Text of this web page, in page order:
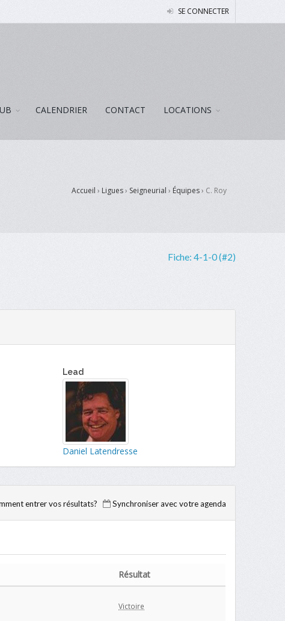
SE CONNECTER
CALENDRIER CONTACT LOCATIONS
Accueil › Ligues› Seigneurial › Équipes› C. Roy
Fiche: 4-1-0 (#2)
Lead
Daniel Latendresse
entrer vos résultats? Synchroniser avec votre agenda
Résultat
Victoire